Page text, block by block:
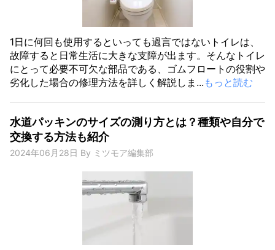
1日に何回も使用するといっても過言ではないトイレは、
故障すると日常生活に大きな支障が出ます。そんなトイレ
にとって必要不可欠な部品である、ゴムフロートの役割や
劣化した場合の修理方法を詳しく解説しま... もっと読む
水道パッキンのサイズの測り方とは？種類や自分で
交換する方法も紹介
2024年06月28日 By ミツモア編集部